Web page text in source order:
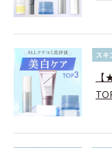
スキ